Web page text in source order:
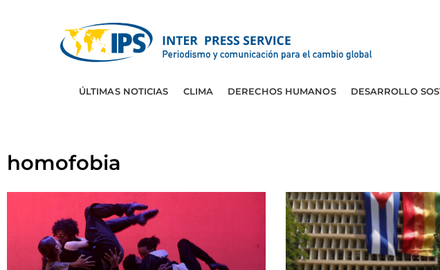
ÚLTIMAS NOTICIAS CLIMA DERECHOS HUMANOS DESARROLLO
homofobia